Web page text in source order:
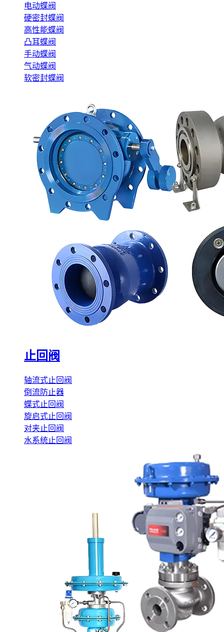
电动蝶阀
硬密封蝶阀
高性能蝶阀
凸耳蝶阀
手动蝶阀
气动蝶阀
软密封蝶阀
止回阀
轴流式止回阀
倒流防止器
蝶式止回阀
旋启式止回阀
对夹止回阀
水系统止回阀